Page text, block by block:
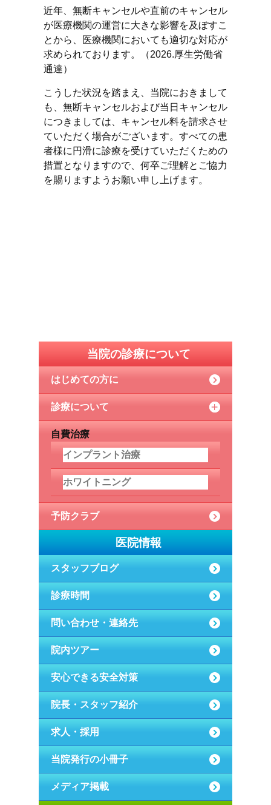
近年、無断キャンセルや直前のキャンセル
が医療機関の運営に大きな影響を及ぼすこ
とから、医療機関においても適切な対応が
求められております。（2026.厚生労働省
通達）
こうした状況を踏まえ、当院におきまして
も、無断キャンセルおよび当日キャンセル
につきましては、キャンセル料を請求させ
ていただく場合がございます。すべての患
者様に円滑に診療を受けていただくための
措置となりますので、何卒ご理解とご協力
を賜りますようお願い申し上げます。
当院の診療について
はじめての方に
診療について
自費治療
インプラント治療
ホワイトニング
予防クラブ
医院情報
スタッフブログ
診療時間
問い合わせ・連絡先
院内ツアー
安心できる安全対策
院長・スタッフ紹介
求人・採用
当院発行の小冊子
メディア掲載